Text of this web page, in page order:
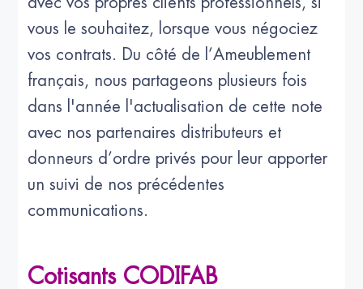
vous le souhaitez, lorsque vous négociez
vos contrats. Du côté de l’Ameublement
français, nous partageons plusieurs fois
dans l'année l'actualisation de cette note
avec nos partenaires distributeurs et
donneurs d’ordre privés pour leur apporter
un suivi de nos précédentes
communications.
Cotisants CODIFAB